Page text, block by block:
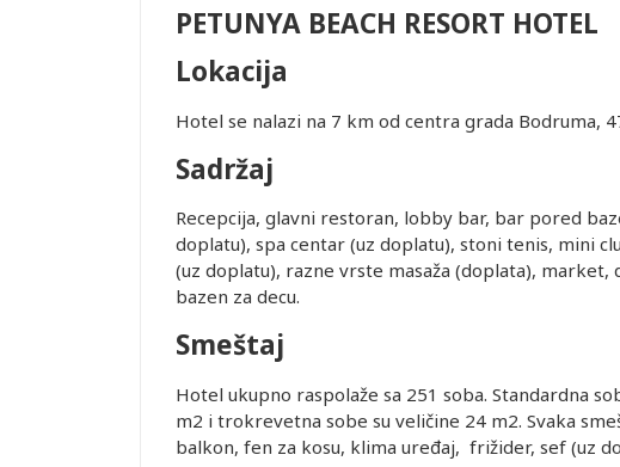
PETUNYA BEACH RESORT HOTEL
Lokacija
Hotel se nalazi na 7 km od centra grada Bodruma,
Sadržaj
Recepcija, glavni restoran, lobby bar, bar pored
doplatu), spa centar (uz doplatu), stoni tenis, mini
(uz doplatu), razne vrste masaža (doplata),
bazen za decu.
Smeštaj
Hotel ukupno raspolaže sa 251 soba. Standardna
m2 i trokrevetna sobe su veličine 24 m2. Svaka
balkon, fen za kosu, klima uređaj, frižider, sef (uz